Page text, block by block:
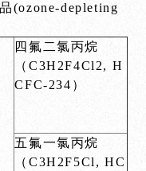
(ozone-depleting
四氟二氯丙烷
（C3H2F4Cl2, H
CFC-234）
五氟一氯丙烷
（C3H2F5Cl, HC